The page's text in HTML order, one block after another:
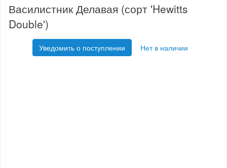
Василистник Делавая (сорт 'Hewitts
Double')
Уведомить о поступлении Нет в наличии